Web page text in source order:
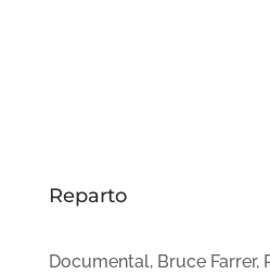
Reparto
Documental, Bruce Farrer,